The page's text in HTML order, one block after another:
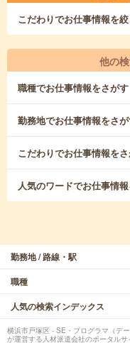
こだわりでお仕事情報を
他の
職種でお仕事情報をさがす
勤務地でお仕事情報をさ
こだわりでお仕事情報を
人気のワードでお仕事情
勤務地 / 路線・駅
職種
人気の検索インデックス
横浜市戸塚区 - SE・プログラマ（デ
が運営する人材派遣会社のポータル